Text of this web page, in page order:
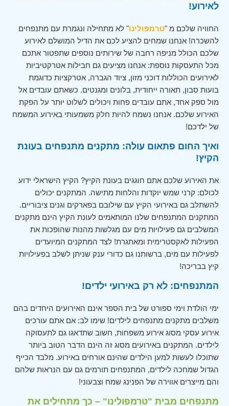
לאירוע!
החוויה שלכם מ "טרמפולינו" לא מתחילה ונגמרת עם מתנפחים
להשכרה! אנחנו שמחים להציע לכם את הדיל המושלם לאירוע
שלכם הכולל מניפה רחבה של שירותים נוספים שתפטור אתכם
מכל התעסקות נוספת: אנחנו מציעים גם חבילות אטרקטיביות
לאירועים הכוללות דוכני מזון, ציוד הגברה, אטרקציות כדוגמת
בועות סבון, תאורה ייחודית, בלונים ומגנטים. כשאתם עובדים אל
מול ספק אחד, אתם עובדים פחות ויכולים לשלוט יותר על הפקת
האירוע שלכם. אנחנו נשמח להיות חלק משמעותי באירוע המשמח
של ילדכם!
ואיך החום פתאום עולה: מתקנים מתנפחים בעונת
הקיץ!
את האירוע שלכם אתם חוגגים בעונת הקיץ? הקיץ הישראלי ידוע
לכולם: קרני שמש יוקדות והלחות מתישה. המתקנים יכולים
להשתלב גם באירועי הקיץ עם שילובם בפארקים וגנים ציבוריים.
המתקנים המתנפחים שלנו המותאמים לעונת הקיץ הינם מתקנים
המשלבים גם פעילויות מים עם מגלשות מהנות שהופכות את
הפעילות לאקסטרימית ומאתגרת! לצד המתקנים המיועדים
לפעילות עם מים, ברשותנו גם כדורי ענק שניתן לשלב בפעילויות
קיץ בבריכה!
המתנפחים: לא רק באירועי ילדים!
ימי הולדת וימי ספורט של בית הספר אינם האירועים היחדים בהם
משלבים מתקנים מתנפחים לילדים! שימו לב: אם אתם עורכים
אירוע עסקי מסוג אירוע משפחות, חשוב שתדאגו גם לתעסוקה
לילדים. המתקנים באירועים מסוג זה הינם הדבר הטוב ביותר
שתוכלו לעשות למען הילדים שהינם אורחים באירוע. מלבד הכייף
הגדול שמחכה לילדים, המתנפחים תורמים גם עם הנראות שלהם
והם מייצרים אווירה של הפנינג שמח וצבעוני!
מתנפחים מבית "טרמפולינו" – כך מתחילים את